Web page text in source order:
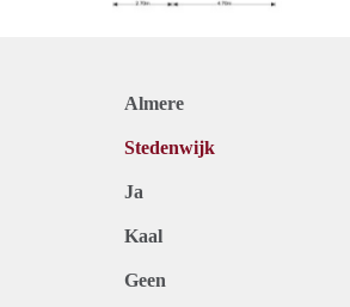
Almere
Stedenwijk
Ja
Kaal
Geen